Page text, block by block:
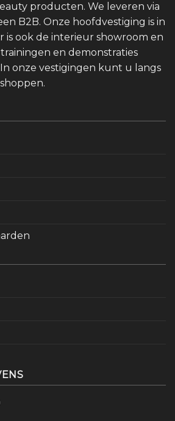
producten. We leveren via
B2B. Onze hoofdvestiging is in
is ook de interieur showroom en
en demonstraties
onze vestigingen kunt u langs